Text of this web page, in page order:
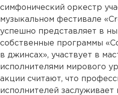
симфонический оркестр
музыкальном фестивале
успешно представляет в
собственные программы
в джинсах», участвует в
исполнителями мирового
акции считают, что
исполнителей заслуживает